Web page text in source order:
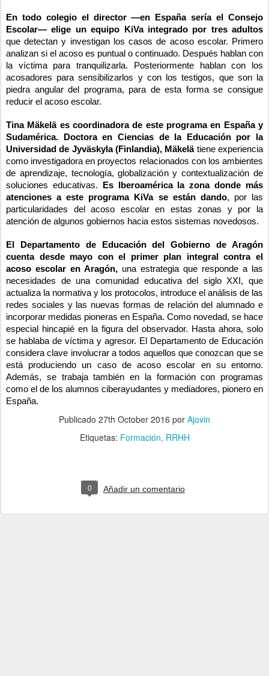
En todo colegio el director —en España sería el Consejo
Escolar— elige un equipo KiVa integrado por tres adultos
que detectan y investigan los casos de acoso escolar. Primero
analizan si el acoso es puntual o continuado. Después hablan con
la víctima para tranquilizarla. Posteriormente hablan con los
acosadores para sensibilizarlos y con los testigos, que son la
piedra angular del programa, para de esta forma se consigue
reducir el acoso escolar.
Tina Mäkelä es coordinadora de este programa en España y
Sudamérica. Doctora en Ciencias de la Educación por la
Universidad de Jyväskyla (Finlandia), Mäkelätiene experiencia
como investigadora en proyectos relacionados con los ambientes
de aprendizaje, tecnología, globalización y contextualización de
soluciones educativas.
Es Iberoamérica la zona donde más
atenciones a este programa KiVa se están dando, por las
particularidades del acoso escolar en estas zonas y por la
atención de algunos gobiernos hacia estos sistemas novedosos.
El Departamento de Educación del Gobierno de Aragón
cuenta desde mayo con el primer plan integral contra el
acoso escolar en Aragón, una estrategia que responde a las
necesidades de una comunidad educativa del siglo XXI, que
actualiza la normativa y los protocolos, introduce el análisis de las
redes sociales y las nuevas formas de relación del alumnado e
incorporar medidas pioneras en España. Como novedad, se hace
especial hincapié en la figura del observador. Hasta ahora, solo
se hablaba de víctima y agresor. El Departamento de Educación
considera clave involucrar a todos aquellos que conozcan que se
está produciendo un caso de acoso escolar en su entorno.
Además, se trabaja también en la formación con programas
como el de los alumnos ciberayudantes y mediadores, pionero en
España.
Publicado 27th October 2016 por Ajovin
Etiquetas: Formación RRHH
0 Añadir un comentario